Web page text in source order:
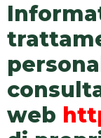
web